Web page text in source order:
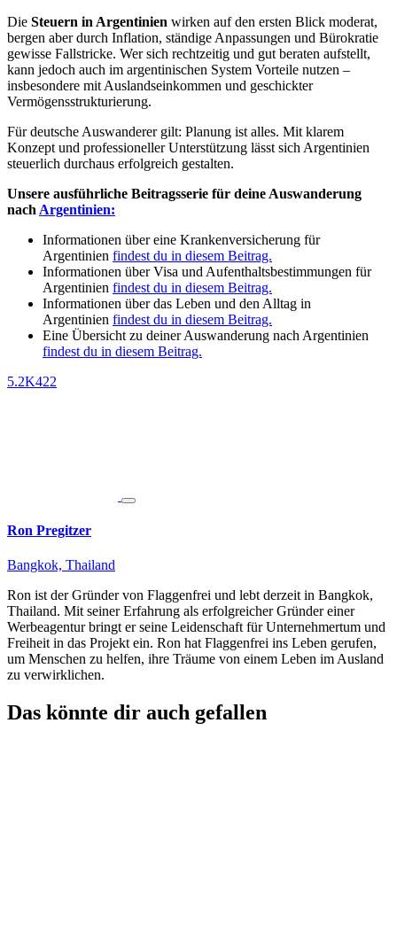
Die Steuern in Argentinien wirken auf den ersten Blick moderat,
bergen aber durch Inflation, ständige Anpassungen und Bürokratie
gewisse Fallstricke. Wer sich rechtzeitig und gut beraten aufstellt,
kann jedoch auch im argentinischen System Vorteile nutzen –
insbesondere mit Auslandseinkommen und geschickter
Vermögensstrukturierung.
Für deutsche Auswanderer gilt: Planung ist alles. Mit klarem
Konzept und professioneller Unterstützung lässt sich Argentinien
steuerlich durchaus erfolgreich gestalten.
Unsere ausführliche Beitragsserie für deine Auswanderung
nach Argentinien:
Informationen über eine Krankenversicherung für
Argentinien findest du in diesem Beitrag.
Informationen über Visa und Aufenthaltsbestimmungen für
Argentinien findest du in diesem Beitrag.
Informationen über das Leben und den Alltag in
Argentinien findest du in diesem Beitrag.
Eine Übersicht zu deiner Auswanderung nach Argentinien
findest du in diesem Beitrag.
5.2K422
Ron Pregitzer
Bangkok, Thailand
Ron ist der Gründer von Flaggenfrei und lebt derzeit in Bangkok,
Thailand. Mit seiner Erfahrung als erfolgreicher Gründer einer
Werbeagentur bringt er seine Leidenschaft für Unternehmertum und
Freiheit in das Projekt ein. Ron hat Flaggenfrei ins Leben gerufen,
um Menschen zu helfen, ihre Träume von einem Leben im Ausland
zu verwirklichen.
Das könnte dir auch gefallen